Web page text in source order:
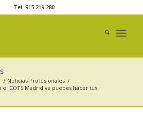
Tel. 915 219 280
/ Noticias Profesionales /
el COTS Madrid ya puedes hacer tus